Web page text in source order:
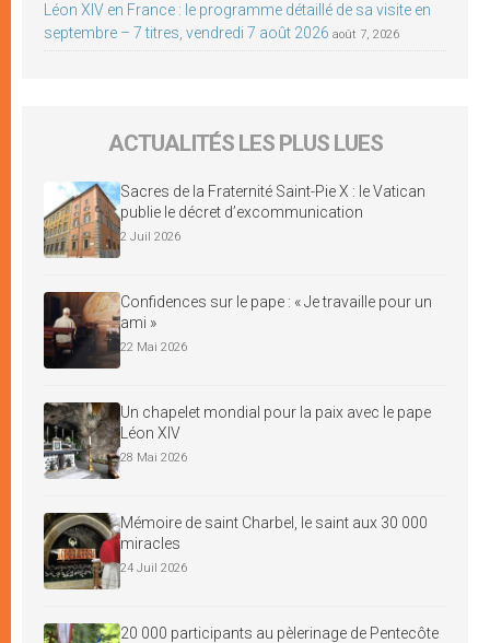
Léon XIV en France : le programme détaillé de sa visite en
septembre – 7 titres, vendredi 7 août 2026 août 7, 2026
ACTUALITÉS LES PLUS LUES
Sacres de la Fraternité Saint-Pie X : le Vatican
publie le décret d’excommunication
2 Juil 2026
Confidences sur le pape : « Je travaille pour un
ami »
22 Mai 2026
Un chapelet mondial pour la paix avec le pape
Léon XIV
28 Mai 2026
Mémoire de saint Charbel, le saint aux 30 000
miracles
24 Juil 2026
20 000 participants au pèlerinage de Pentecôte